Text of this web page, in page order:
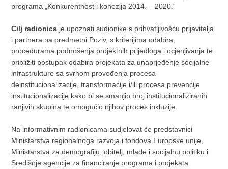
programa „Konkurentnost i kohezija 2014. – 2020.“
Cilj radionica je upoznati sudionike s prihvatljivošću prijavitelja
i partnera na predmetni Poziv, s kriterijima odabira,
procedurama podnošenja projektnih prijedloga i ocjenjivanja te
približiti postupak odabira projekata za unaprjeđenje socijalne
infrastrukture sa svrhom provođenja procesa
deinstitucionalizacije, transformacije i/ili procesa prevencije
institucionalizacije kako bi se smanjio broj institucionaliziranih
ranjivih skupina te omogućio njihov proces inkluzije.
Na informativnim radionicama sudjelovat će predstavnici
Ministarstva regionalnoga razvoja i fondova Europske unije,
Ministarstva za demografiju, obitelj, mlade i socijalnu politiku i
Središnje agencije za financiranje programa i projekata